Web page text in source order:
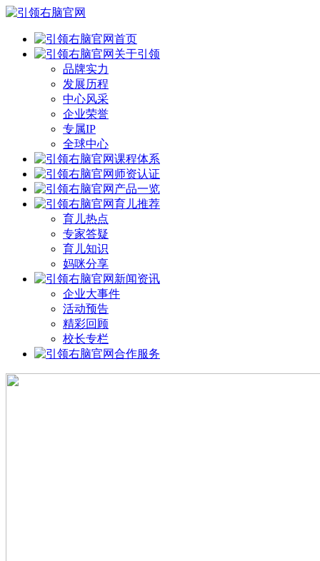
首页
关于引领
品牌实力
发展历程
中心风采
企业荣誉
专属IP
全球中心
课程体系
师资认证
产品一览
育儿推荐
育儿热点
专家答疑
育儿知识
妈咪分享
新闻资讯
企业大事件
活动预告
精彩回顾
校长专栏
合作服务